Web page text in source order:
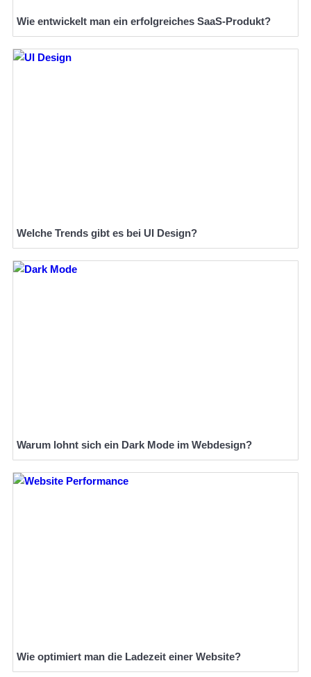
Wie entwickelt man ein erfolgreiches SaaS-Produkt?
Welche Trends gibt es bei UI Design?
Warum lohnt sich ein Dark Mode im Webdesign?
Wie optimiert man die Ladezeit einer Website?